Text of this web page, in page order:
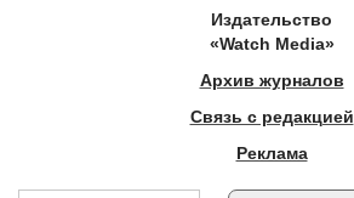
Издательство
«Watch Media»
Архив журналов
Связь с редакцией
Реклама